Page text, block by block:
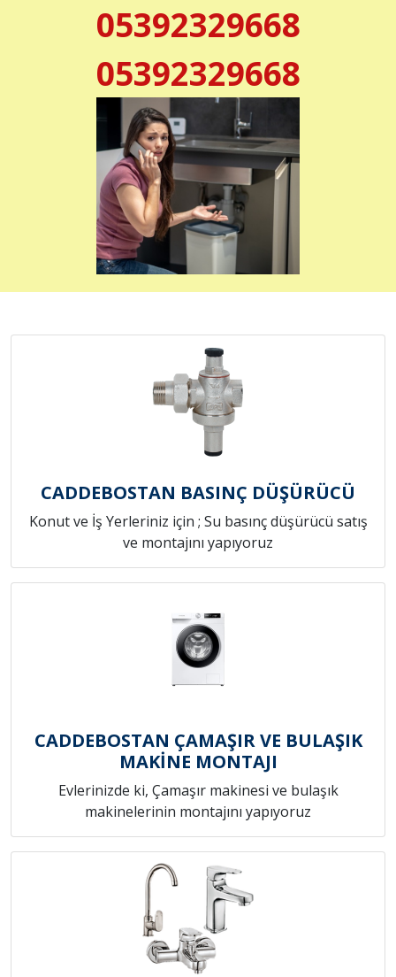
05392329668
05392329668
CADDEBOSTAN BASINÇ DÜŞÜRÜCÜ
Konut ve İş Yerleriniz için ; Su basınç düşürücü satış
ve montajını yapıyoruz
CADDEBOSTAN ÇAMAŞIR VE BULAŞIK
MAKİNE MONTAJI
Evlerinizde ki, Çamaşır makinesi ve bulaşık
makinelerinin montajını yapıyoruz